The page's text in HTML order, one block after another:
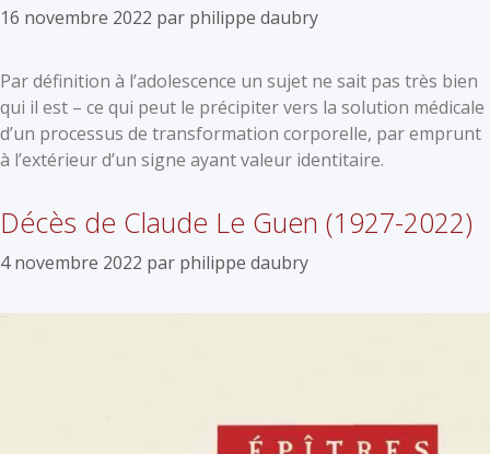
16 novembre 2022 par philippe daubry
Par définition à l’adolescence un sujet ne sait pas très bien
qui il est – ce qui peut le précipiter vers la solution médicale
d’un processus de transformation corporelle, par emprunt
à l’extérieur d’un signe ayant valeur identitaire.
Décès de Claude Le Guen (1927-2022)
4 novembre 2022 par philippe daubry